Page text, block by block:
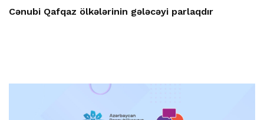
Cənubi Qafqaz ölkələrinin gələcəyi parlaqdır